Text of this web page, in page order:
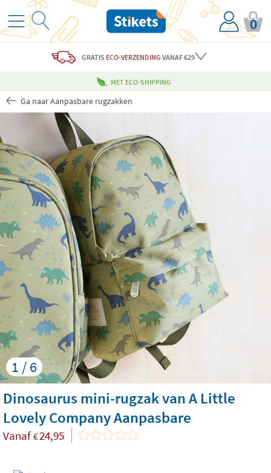
0
GRATIS ECO-VERZENDING VANAF €29
MET ECO-SHIPPING
Ga naar Aanpasbare rugzakken
1 / 6
Dinosaurus mini-rugzak van A Little
Lovely Company Aanpasbare
Vanaf €24,95